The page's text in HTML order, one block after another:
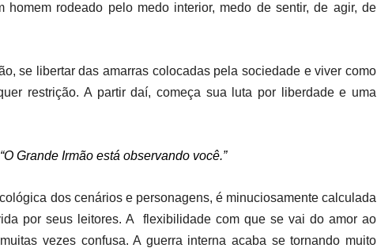
homem rodeado pelo medo interior, medo de sentir, de agir, de
se libertar das amarras colocadas pela sociedade e viver como
restrição. A partir daí, começa sua luta por liberdade e uma
“O Grande Irmão está observando você.”
dos cenários e personagens, é minuciosamente calculada
por seus leitores. A flexibilidade com que se vai do amor ao
vezes confusa. A guerra interna acaba se tornando muito